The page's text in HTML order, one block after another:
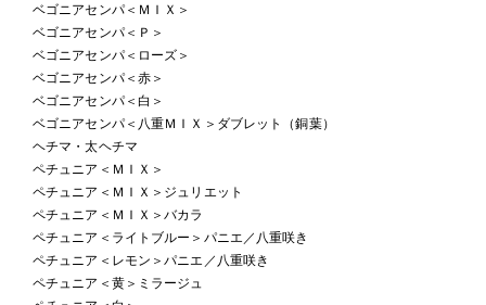
ベゴニアセンパ＜ＭＩＸ＞
ベゴニアセンパ＜Ｐ＞
ベゴニアセンパ＜ローズ＞
ベゴニアセンパ＜赤＞
ベゴニアセンパ＜白＞
ベゴニアセンパ＜八重ＭＩＸ＞ダブレット（銅葉）
ヘチマ・太ヘチマ
ペチュニア＜ＭＩＸ＞
ペチュニア＜ＭＩＸ＞ジュリエット
ペチュニア＜ＭＩＸ＞バカラ
ペチュニア＜ライトブルー＞パニエ／八重咲き
ペチュニア＜レモン＞パニエ／八重咲き
ペチュニア＜黄＞ミラージュ